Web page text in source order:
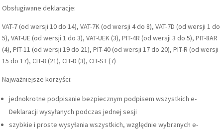
Obsługiwane deklaracje:
VAT-7 (od wersji 10 do 14), VAT-7K (od wersji 4 do 8), VAT-7D (od wersji 1 do
5), VAT-UE (od wersji 1 do 3), VAT-UEK (3), PIT-4R (od wersji 3 do 5), PIT-8AR
(4), PIT-11 (od wersji 19 do 21), PIT-40 (od wersji 17 do 20), PIT-R (od wersji
15 do 17), CIT-8 (21), CIT-D (3), CIT-ST (7)
Najważniejsze korzyści:
jednokrotne podpisanie bezpiecznym podpisem wszystkich e-
Deklaracji wysyłanych podczas jednej sesji
szybkie i proste wysyłania wszystkich, względnie wybranych e-